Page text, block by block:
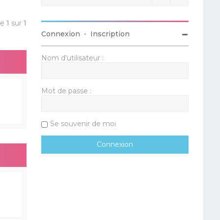
1 sur1
Connexion • Inscription
Nom d’utilisateur :
Mot de passe :
Se souvenir de moi